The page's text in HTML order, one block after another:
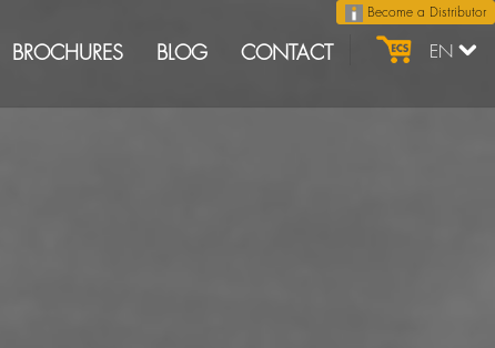
Become a Distributor
EN
BROCHURES BLOG CONTACT